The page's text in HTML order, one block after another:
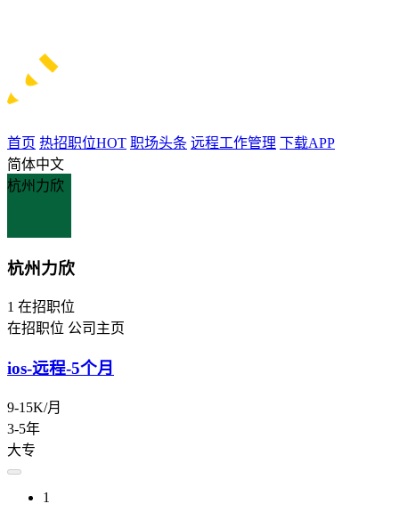
首页 热招职位HOT 职场头条 远程工作管理 下载APP
简体中文
杭州力欣
杭州力欣
1 在招职位
在招职位 公司主页
ios-远程-5个月
9-15K/月
3-5年
大专
1